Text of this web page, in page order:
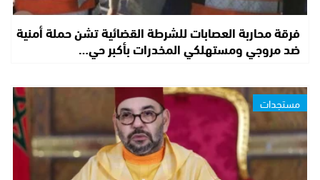
فرقة محاربة العصابات للشرطة القضائية تشن حملة أمنية
ضد مروجي ومستهلكي المخدرات بأكبر حي…
مستجدات